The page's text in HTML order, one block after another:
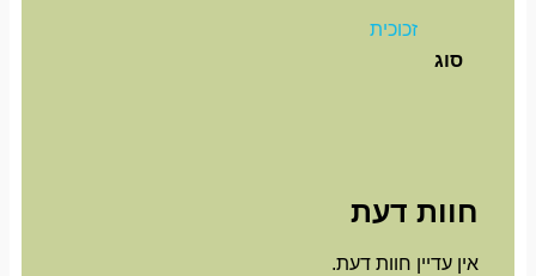
סוג
זכוכית
חוות דעת
אין עדיין חוות דעת.